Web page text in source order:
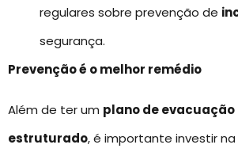
regulares sobre prevenção de
segurança.
Prevenção é o melhor remédio
Além de ter um plano de evacuação
estruturado, é importante investir